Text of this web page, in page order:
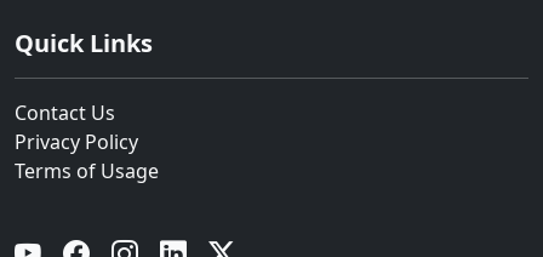
Quick Links
Contact Us
Privacy Policy
Terms of Usage
YouTube Facebook Instagram Linkedin